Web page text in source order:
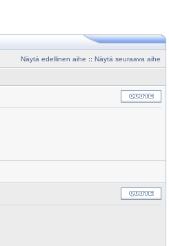
Näytä edellinen aihe :: Näytä seuraava aihe